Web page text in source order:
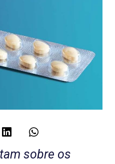
sobre os